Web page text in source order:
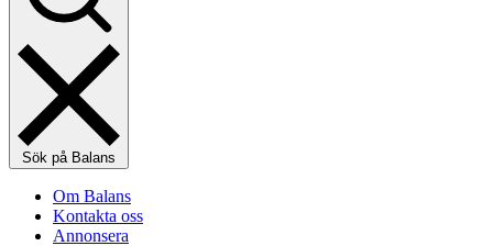
Sök på Balans
Om Balans
Kontakta oss
Annonsera